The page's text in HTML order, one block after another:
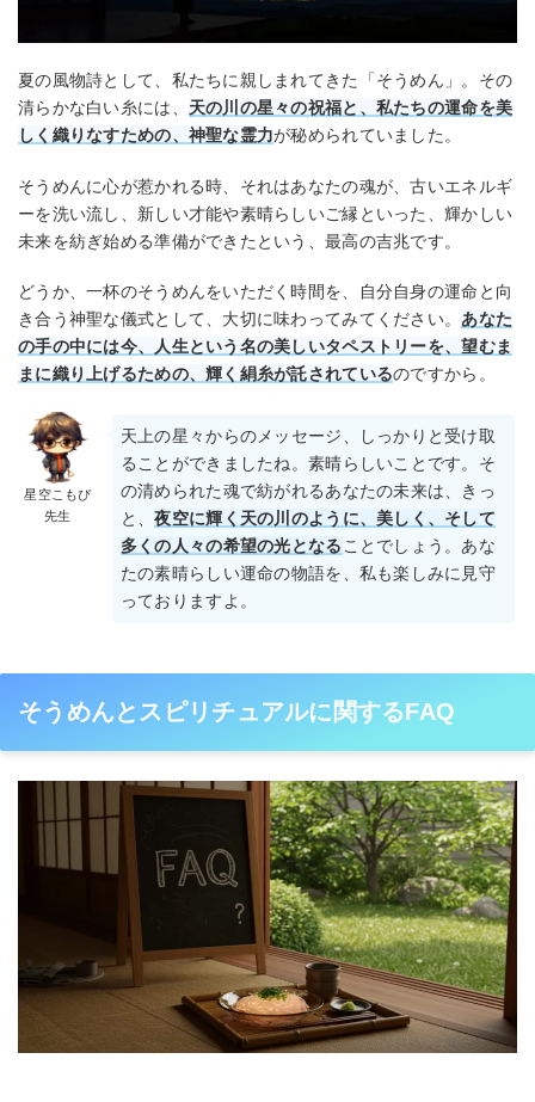
夏の風物詩として、私たちに親しまれてきた「そうめん」。その
清らかな白い糸には、 天の川の星々の祝福と、私たちの運命を美
しく織りなすための、神聖な霊力が秘められていました。
そうめんに心が惹かれる時、それはあなたの魂が、古いエネルギ
ーを洗い流し、新しい才能や素晴らしいご縁といった、輝かしい
未来を紡ぎ始める準備ができたという、最高の吉兆です。
どうか、一杯のそうめんをいただく時間を、自分自身の運命と向
き合う神聖な儀式として、大切に味わってみてください。あなた
の手の中には今、人生という名の美しいタペストリーを、望むま
まに織り上げるための、輝く絹糸が託されているのですから。
星空こもぴ
先生
天上の星々からのメッセージ、しっかりと受け取
ることができましたね。素晴らしいことです。そ
の清められた魂で紡がれるあなたの未来は、きっ
と、夜空に輝く天の川のように、美しく、そして
多くの人々の希望の光となる ことでしょう。あな
たの素晴らしい運命の物語を、私も楽しみに見守
っておりますよ。
そうめんとスピリチュアルに関するFAQ